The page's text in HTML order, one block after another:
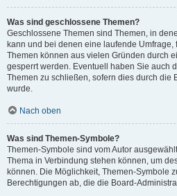
Was sind geschlossene Themen?
Geschlossene Themen sind Themen, in
kann und bei denen eine laufende
Themen können aus vielen Gründen durch
gesperrt werden. Eventuell haben Sie auch
Themen zu schließen, sofern dies durch die
wurde.
Nach oben
Was sind Themen-Symbole?
Themen-Symbole sind vom Autor
Thema in Verbindung stehen können, um
können. Die Möglichkeit, Themen-Symbole
Berechtigungen ab, die die Board-